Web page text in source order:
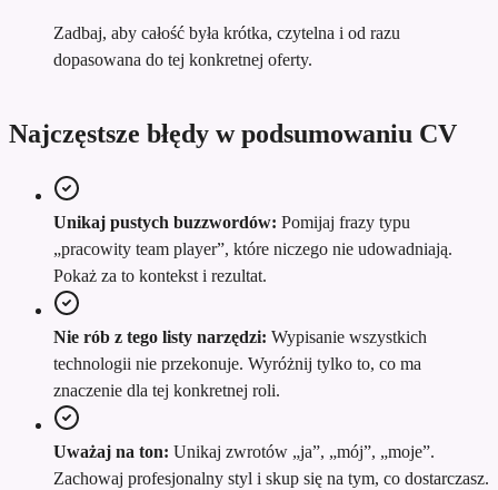
Zadbaj, aby całość była krótka, czytelna i od razu
dopasowana do tej konkretnej oferty.
Najczęstsze błędy w podsumowaniu CV
Unikaj pustych buzzwordów: Pomijaj frazy typu
„pracowity team player”, które niczego nie udowadniają.
Pokaż za to kontekst i rezultat.
Nie rób z tego listy narzędzi: Wypisanie wszystkich
technologii nie przekonuje. Wyróżnij tylko to, co ma
znaczenie dla tej konkretnej roli.
Uważaj na ton: Unikaj zwrotów „ja”, „mój”, „moje”.
Zachowaj profesjonalny styl i skup się na tym, co dostarczasz.